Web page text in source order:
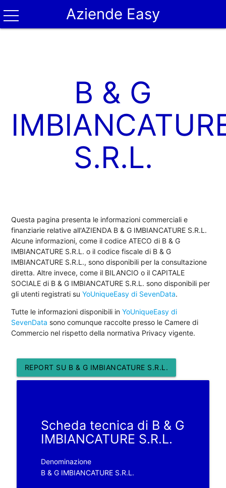
Aziende Easy
B & G
S.R.L.
Questa pagina presenta le informazioni commerciali e
finanziarie relative all'AZIENDA B & G IMBIANCATURE S.R.L.
Alcune informazioni, come il codice ATECO di B & G
IMBIANCATURE S.R.L. o il codice fiscale di B & G
IMBIANCATURE S.R.L., sono disponibili per la consultazione
diretta. Altre invece, come il BILANCIO o il CAPITALE
SOCIALE di B & G IMBIANCATURE S.R.L. sono disponibili per
gli utenti registrati suYoUniqueEasy di SevenData.
Tutte le informazioni disponibili inYoUniqueEasy di
SevenData sono comunque raccolte presso le Camere di
Commercio nel rispetto della normativa Privacy vigente.
REPORT SU B & G IMBIANCATURE S.R.L.
Scheda tecnica di B & G
IMBIANCATURE S.R.L.
Denominazione
B & G IMBIANCATURE S.R.L.